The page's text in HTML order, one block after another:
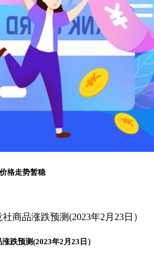
格走势暂稳
跌预测(2023年2月23日）